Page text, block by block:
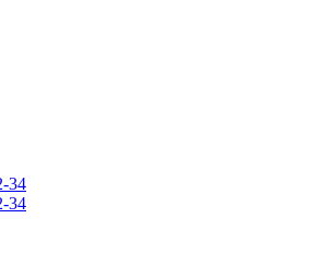
34
34